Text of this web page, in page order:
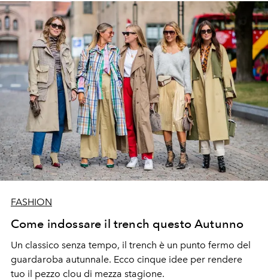
FASHION
Come indossare il trench questo Autunno
Un classico senza tempo, il trench è un punto fermo del
guardaroba autunnale. Ecco cinque idee per rendere
tuo il pezzo clou di mezza stagione.